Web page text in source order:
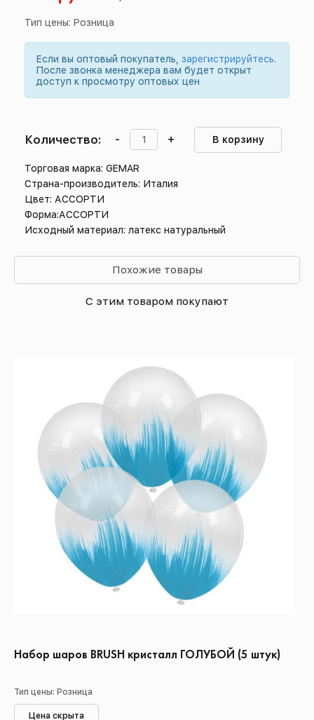
Тип цены: Розница
Если вы оптовый покупатель, зарегистрируйтесь.
После звонка менеджера вам будет открыт
доступ к просмотру оптовых цен
Количество: - + В корзину
Торговая марка: GEMAR
Страна-производитель: Италия
Цвет: АССОРТИ
Форма:АССОРТИ
Исходный материал: латекс натуральный
Похожие товары
С этим товаром покупают
Набор шаров BRUSH кристалл ГОЛУБОЙ (5 штук)
Тип цены: Розница
Цена скрыта